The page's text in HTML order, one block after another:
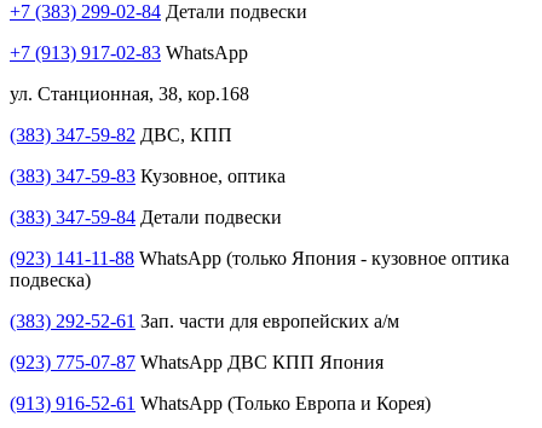
+7 (383) 299-02-84 Детали подвески
+7 (913) 917-02-83 WhatsApp
ул. Станционная, 38, кор.168
(383) 347-59-82 ДВС, КПП
(383) 347-59-83 Кузовное, оптика
(383) 347-59-84 Детали подвески
(923) 141-11-88 WhatsApp (только Япония - кузовное оптика
подвеска)
(383) 292-52-61 Зап. части для европейских а/м
(923) 775-07-87 WhatsApp ДВС КПП Япония
(913) 916-52-61 WhatsApp (Только Европа и Корея)